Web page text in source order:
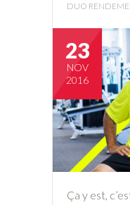
DUO
23
NOV
2016
Ça y est,